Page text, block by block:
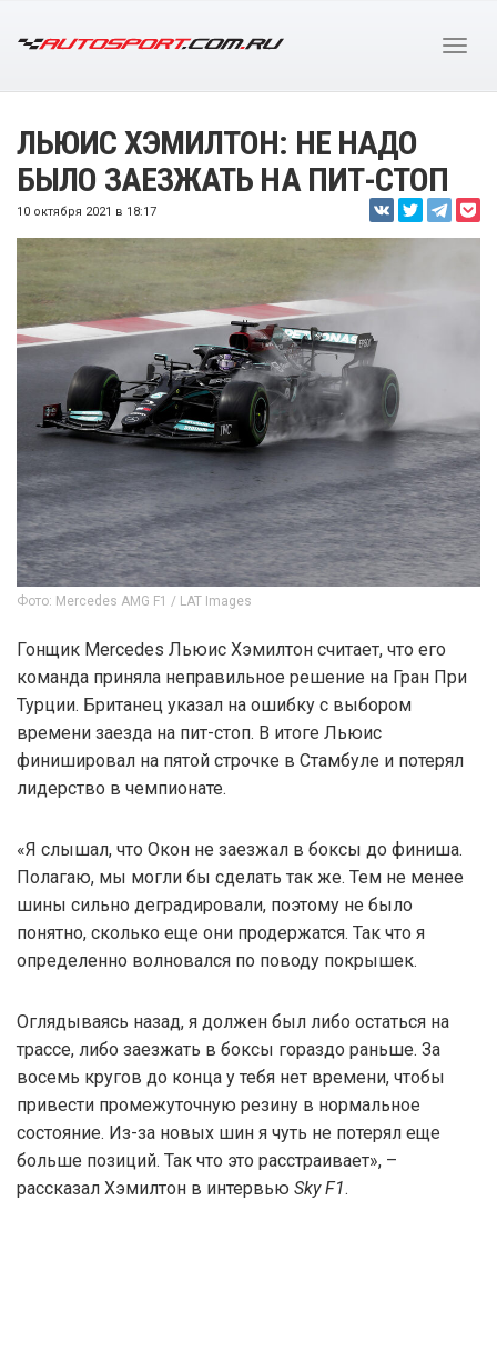
ЛЬЮИС ХЭМИЛТОН: НЕ НАДО
БЫЛО ЗАЕЗЖАТЬ НА ПИТ-СТОП
10 октября 2021 в 18:17
Фото: Mercedes AMG F1 / LAT Images
Гонщик Mercedes Льюис Хэмилтон считает, что его
команда приняла неправильное решение на Гран При
Турции. Британец указал на ошибку с выбором
времени заезда на пит-стоп. В итоге Льюис
финишировал на пятой строчке в Стамбуле и потерял
лидерство в чемпионате.
«Я слышал, что Окон не заезжал в боксы до финиша.
Полагаю, мы могли бы сделать так же. Тем не менее
шины сильно деградировали, поэтому не было
понятно, сколько еще они продержатся. Так что я
определенно волновался по поводу покрышек.
Оглядываясь назад, я должен был либо остаться на
трассе, либо заезжать в боксы гораздо раньше. За
восемь кругов до конца у тебя нет времени, чтобы
привести промежуточную резину в нормальное
состояние. Из-за новых шин я чуть не потерял еще
больше позиций. Так что это расстраивает», –
рассказал Хэмилтон в интервью Sky F1.